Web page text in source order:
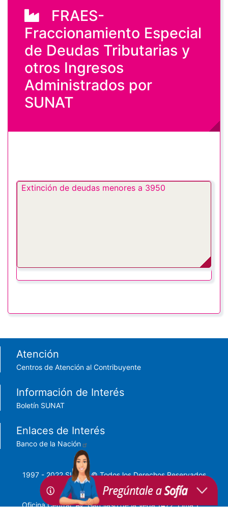
FRAES-
Fraccionamiento Especial
de Deudas Tributarias y
otros Ingresos
Administrados por
SUNAT
Extinción de deudas menores a 3950
Footer menu
Atención
Centros de Atención al Contribuyente
Información de Interés
Boletín SUNAT
Enlaces de Interés
Banco de la Nación
1997 - 2022 SUNAT © Todos los Derechos Reservados
Oficina Central: Av. Garcilaso de la Vega 1472, Lima 1